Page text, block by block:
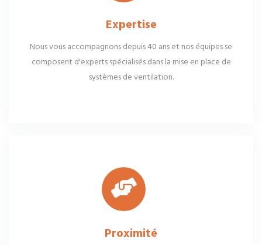
Expertise
Nous vous accompagnons depuis 40 ans et nos équipes se
composent d'experts spécialisés dans la mise en place de
systèmes de ventilation.
Proximité